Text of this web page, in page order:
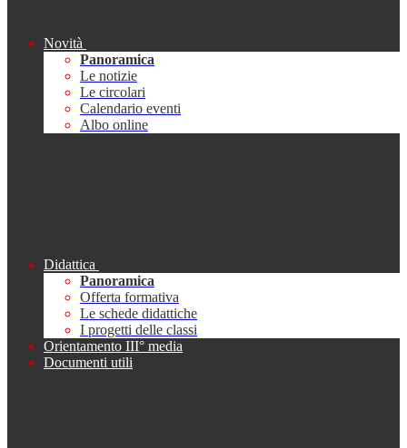
Novità
Panoramica
Le notizie
Le circolari
Calendario eventi
Albo online
Didattica
Panoramica
Offerta formativa
Le schede didattiche
I progetti delle classi
Orientamento III° media
Documenti utili